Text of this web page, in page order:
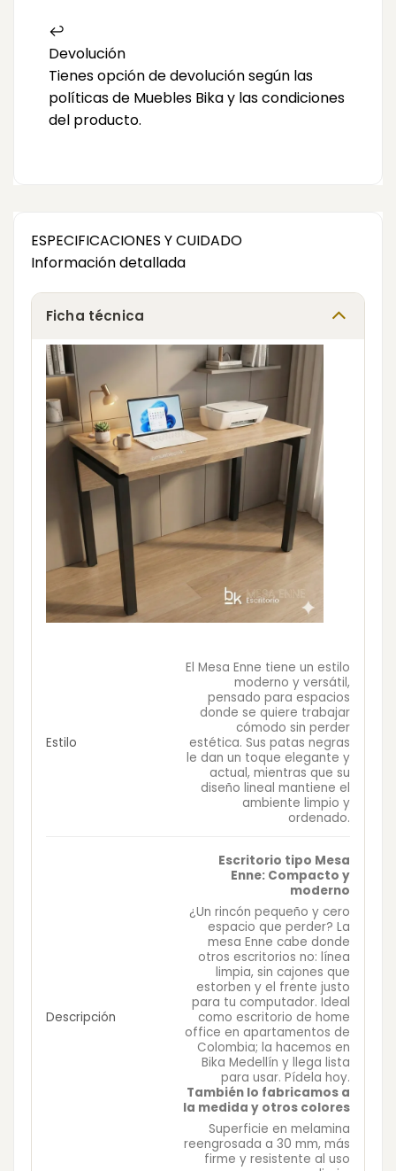
↩️
Devolución
Tienes opción de devolución según las
políticas de Muebles Bika y las condiciones
del producto.
ESPECIFICACIONES Y CUIDADO
Información detallada
Ficha técnica
Estilo
El Mesa Enne tiene un estilo
moderno y versátil,
pensado para espacios
donde se quiere trabajar
cómodo sin perder
estética. Sus patas negras
le dan un toque elegante y
actual, mientras que su
diseño lineal mantiene el
ambiente limpio y
ordenado.
Descripción
Escritorio tipo Mesa
Enne: Compacto y
moderno
¿Un rincón pequeño y cero
espacio que perder? La
mesa Enne cabe donde
otros escritorios no: línea
limpia, sin cajones que
estorben y el frente justo
para tu computador. Ideal
como escritorio de home
office en apartamentos de
Colombia; la hacemos en
Bika Medellín y llega lista
para usar. Pídela hoy.
También lo fabricamos a
la medida y otros colores
Superficie en melamina
reengrosada a 30 mm, más
firme y resistente al uso